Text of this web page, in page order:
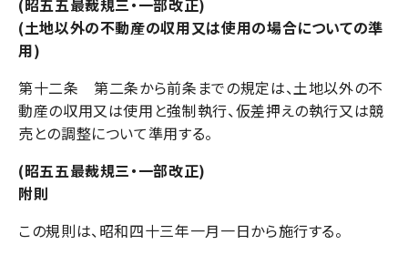
(土地以外の不動産の収用又は使用の場合についての準
用)
第十二条 第二条から前条までの規定は、土地以外の不
動産の収用又は使用と強制執行、仮差押えの執行又は競
売との調整について準用する。
(昭五五最裁規三・一部改正)
附則
この規則は、昭和四十三年一月一日から施行する。